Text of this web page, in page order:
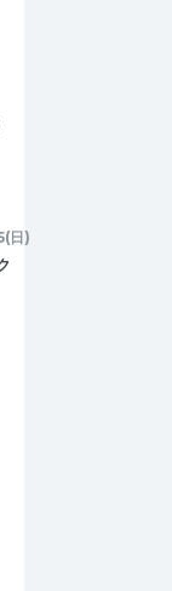
ンニング中もコー
くれてランニン…
習会月4回 千葉
インターバル走
日)